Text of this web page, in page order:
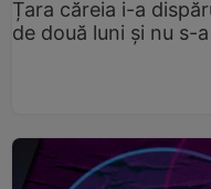
Țara căreia i-a
de două luni și nu s-